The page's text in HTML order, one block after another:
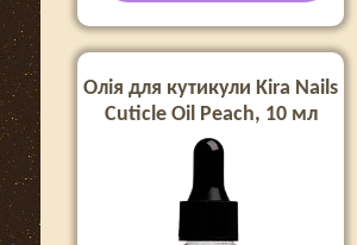
Олія для кутикули Kira Nails
Cuticle Oil Peach, 10 мл